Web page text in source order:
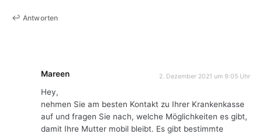
Antworten
Mareen 2. Dezember 2021 um 9:05 Uhr
Hey,
nehmen Sie am besten Kontakt zu Ihrer Krankenkasse
auf und fragen Sie nach, welche Möglichkeiten es gibt,
damit Ihre Mutter mobil bleibt. Es gibt bestimmte